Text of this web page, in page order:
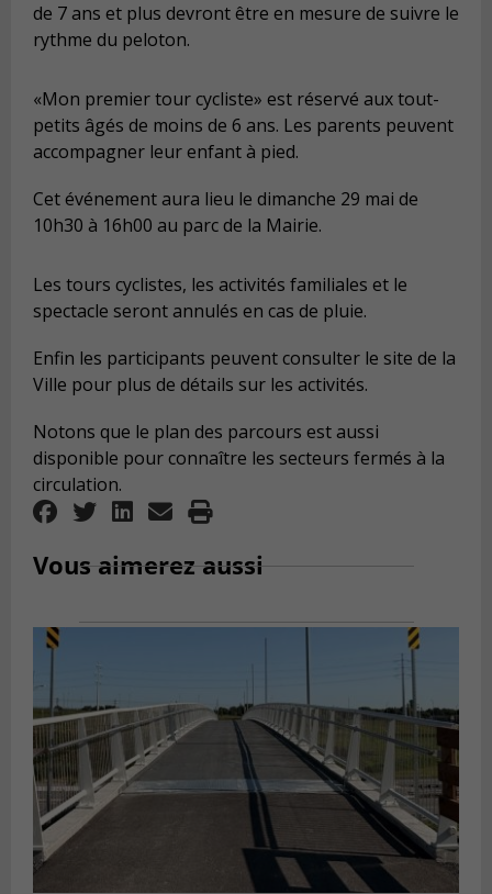
de 7 ans et plus devront être en mesure de suivre le
rythme du peloton.
«Mon premier tour cycliste» est réservé aux tout-
petits âgés de moins de 6 ans. Les parents peuvent
accompagner leur enfant à pied.
Cet événement aura lieu le dimanche 29 mai de
10h30 à 16h00 au parc de la Mairie.
Les tours cyclistes, les activités familiales et le
spectacle seront annulés en cas de pluie.
Enfin les participants peuvent consulter le site de la
Ville pour plus de détails sur les activités.
Notons que le plan des parcours est aussi
disponible pour connaître les secteurs fermés à la
circulation.
Vous aimerez aussi